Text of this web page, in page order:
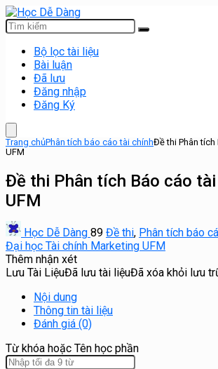
Bộ lọc tài liệu
Bài luận
Đã lưu
Đăng nhập
Đăng Ký
Trang chủPhân tích báo cáo tài chínhĐề thi Phân
UFM
Đề thi Phân tích Báo cáo
UFM
Học Dễ Dàng 89 Đề thi, Phân tích báo
Đại học Tài chính Marketing UFM
Thêm nhận xét
Lưu Tài LiệuĐã lưu tài liệuĐã xóa khỏi lưu
Nội dung
Thông tin tài liệu
Đánh giá (0)
Từ khóa hoặc Tên học phần